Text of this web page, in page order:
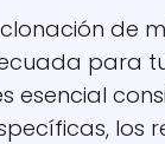
de
para
esencial
los